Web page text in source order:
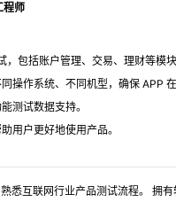
程师
包括账户管理、交易、理财等模块
操作系统、不同机型，确保 APP
测试数据支持。
用户更好地使用产品。
悉互联网行业产品测试流程。 拥